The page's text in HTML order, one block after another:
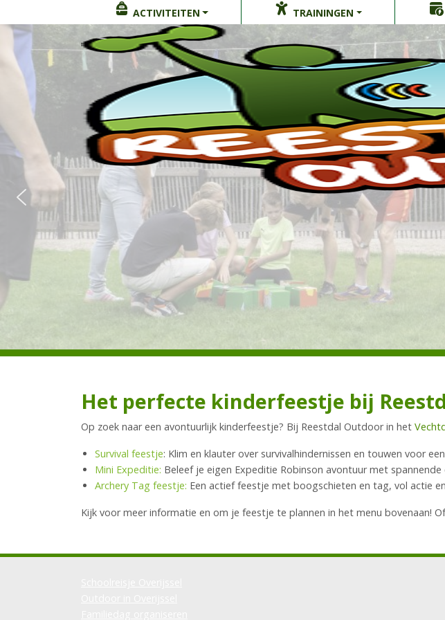
ACTIVITEITEN TRAININGEN
Het perfecte kinderfeestje bij
Op zoek naar een avontuurlijk kinderfeestje? Bij Reestdal Outdoor in het
Survival feestje: Klim en klauter over survivalhindernissen en touwen voor
Mini Expeditie: Beleef je eigen Expeditie Robinson avontuur met
Archery Tag feestje: Een actief feestje met boogschieten en tag, vol actie
Kijk voor meer informatie en om je feestje te plannen in het menu bovenaan!